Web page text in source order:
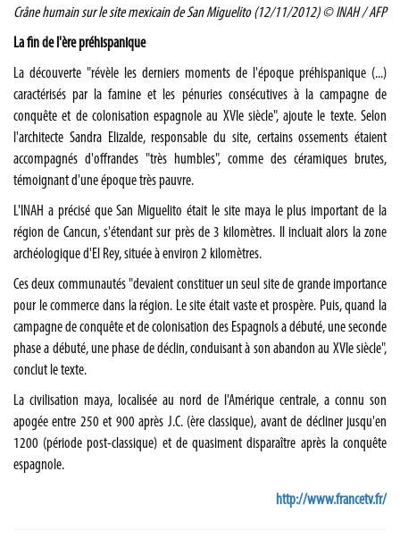
Crâne humain sur le site mexicain de San Miguelito (12/11/2012) © INAH / AFP
La fin de l'ère préhispanique
La découverte "révèle les derniers moments de l'époque préhispanique (...)
caractérisés par la famine et les pénuries consécutives à la campagne de
conquête et de colonisation espagnole au XVIe siècle", ajoute le texte. Selon
l'architecte Sandra Elizalde, responsable du site, certains ossements étaient
accompagnés d'offrandes "très humbles", comme des céramiques brutes,
témoignant d'une époque très pauvre.
L'INAH a précisé que San Miguelito était le site maya le plus important de la
région de Cancun, s'étendant sur près de 3 kilomètres. Il incluait alors la zone
archéologique d'El Rey, située à environ 2 kilomètres.
Ces deux communautés "devaient constituer un seul site de grande importance
pour le commerce dans la région. Le site était vaste et prospère. Puis, quand la
campagne de conquête et de colonisation des Espagnols a débuté, une seconde
phase a débuté, une phase de déclin, conduisant à son abandon au XVIe siècle",
conclut le texte.
La civilisation maya, localisée au nord de l'Amérique centrale, a connu son
apogée entre 250 et 900 après J.C. (ère classique), avant de décliner jusqu'en
1200 (période post-classique) et de quasiment disparaître après la conquête
espagnole.
http://www.francetv.fr/